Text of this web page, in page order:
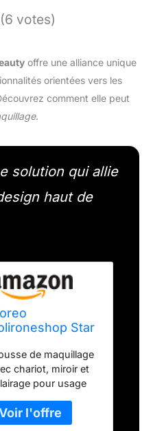
votes)
offre une alliance unique
orientées vers les
comment elle peut
.
solution qui allie
haut de
Star
avec
et Miroir
Maquillage
de maquillage
chariot, miroir et
pour usage
peuvent être
avec un système